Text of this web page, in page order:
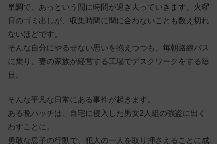
単調で、あっという間に時間が過ぎ去っていきます。火曜
日のゴミ出しが、収集時間に間に合わないことも数え切れ
ないほどです。
そんな自分にやるせない思いを抱えつつも、毎朝路線バス
に乗り、妻の家族が経営する工場でデスクワークをする毎
日。
そんな平凡な日常にある事件が起きます。
ある晩ハッチは、自宅に侵入した男女2人組の強盗に出く
わすことに。
勇敢な息子の行動で、犯人の一人を取り押さえることに成